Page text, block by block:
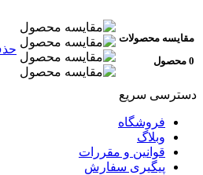
مقایسه محصولات
0 محصول
دسترسی سریع
فروشگاه
وبلاگ
قوانین و مقررات
پیگیری سفارش